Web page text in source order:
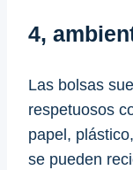
4,
Las bolsas
respetuosos
papel,
se pueden